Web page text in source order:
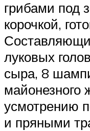
грибами под
корочкой,
луковых
сыра, 8
майонезного
усмотрению
и пряными